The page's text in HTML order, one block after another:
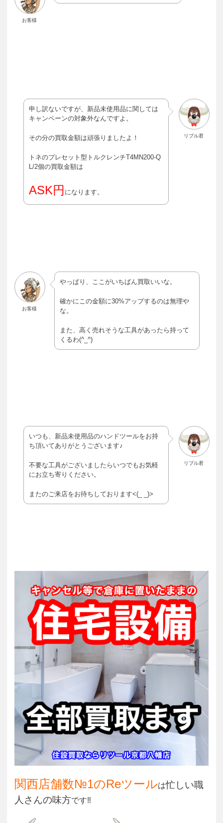
お客様
リブル君
申し訳ないですが、新品未使用品に関しては
キャンペーンの対象外なんですよ。
その分の買取金額は頑張りましたよ！
トネのプレセット型トルクレンチT4MN200-Q
L/2個の買取金額は
ASK円 になります。
お客様
やっぱり、ここがいちばん買取いいな。
確かにこの金額に30%アップするのは無理や
な。
また、高く売れそうな工具があったら持って
くるわ(^_^)
リブル君
いつも、新品未使用品のハンドツールをお持
ち頂いてありがとうございます♪
不要な工具がございましたらいつでもお気軽
にお立ち寄りください。
またのご来店をお待ちしております<(_ _)>
関西店舗数№1のReツールは忙しい職
人さんの味方です‼